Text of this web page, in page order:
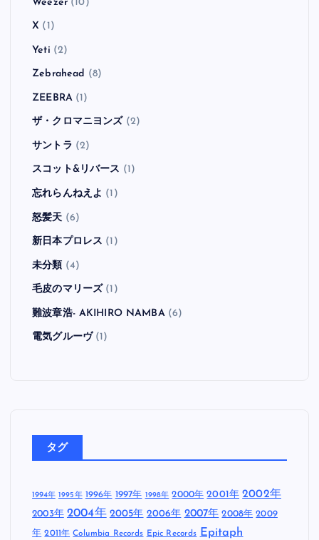
Weezer(10)
X (1)
Yeti (2)
Zebrahead (8)
ZEEBRA(1)
ザ・クロマニヨンズ (2)
サントラ (2)
スコット&リバース (1)
忘れらんねえよ (1)
怒髪天 (6)
新日本プロレス (1)
未分類 (4)
毛皮のマリーズ (1)
難波章浩- AKIHIRO NAMBA(6)
電気グルーヴ(1)
タグ
1994年 1995年 1996年 1997年 1998年 2000年 2001年 2002年
2003年 2004年 2005年 2006年 2007年 2008年 2009
年 2011年 Columbia Records Epic Records Epitaph